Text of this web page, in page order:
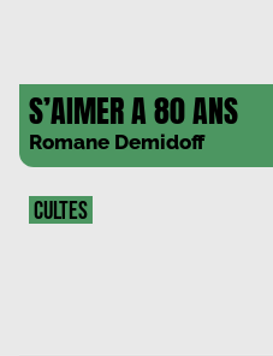
S’AIMER A 80 ANS
Romane Demidoff
CULTES